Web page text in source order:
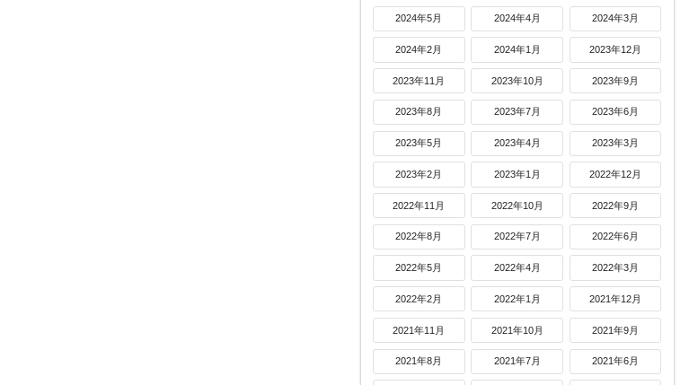
2024年5月 2024年4月 2024年3月
2024年2月 2024年1月 2023年12月
2023年11月 2023年10月 2023年9月
2023年8月 2023年7月 2023年6月
2023年5月 2023年4月 2023年3月
2023年2月 2023年1月 2022年12月
2022年11月 2022年10月 2022年9月
2022年8月 2022年7月 2022年6月
2022年5月 2022年4月 2022年3月
2022年2月 2022年1月 2021年12月
2021年11月 2021年10月 2021年9月
2021年8月 2021年7月 2021年6月